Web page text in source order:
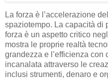
La forza è l’accelerazione
spaziotempo. La capacità di
forza è un aspetto critico
mostra le proprie realtà
grandezza e l’efficienza con
incanalata attraverso le
inclusi strumenti, denaro e